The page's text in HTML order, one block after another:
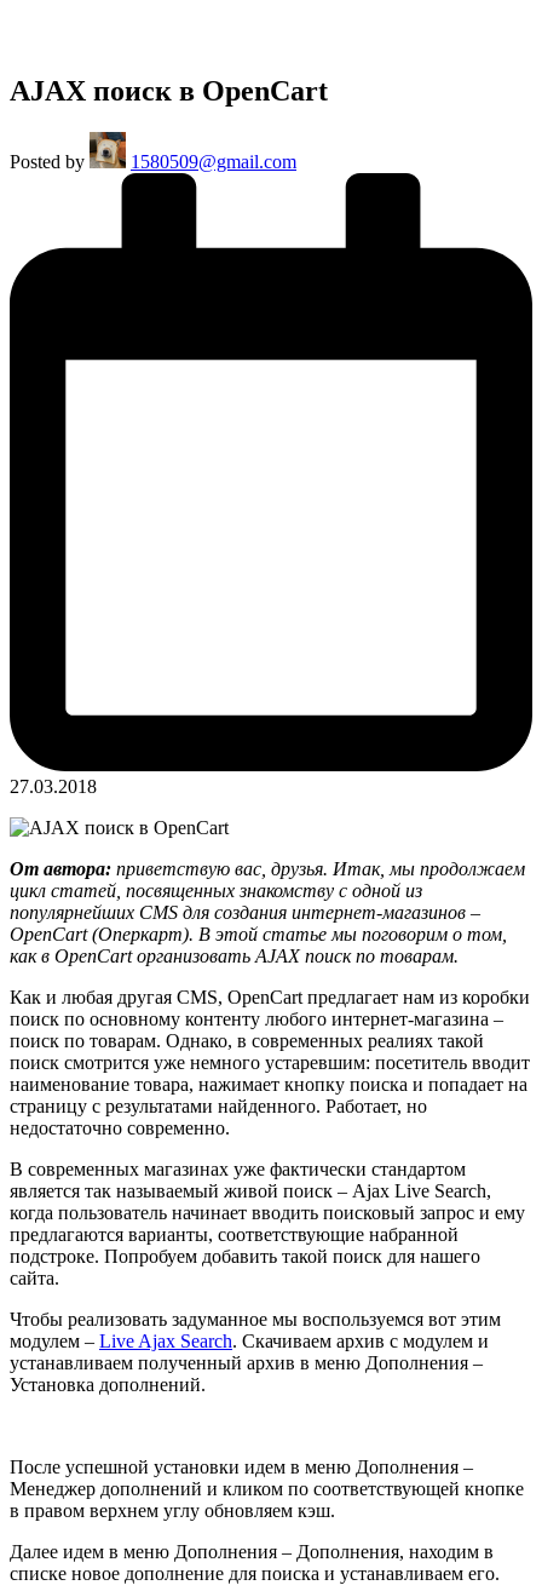
AJAX поиск в OpenCart
Posted by 1580509@gmail.com
27.03.2018
От автора: приветствую вас, друзья. Итак, мы продолжаем
цикл статей, посвященных знакомству с одной из
популярнейших CMS для создания интернет-магазинов –
OpenCart (Оперкарт). В этой статье мы поговорим о том,
как в OpenCart организовать AJAX поиск по товарам.
Как и любая другая CMS, OpenCart предлагает нам из коробки
поиск по основному контенту любого интернет-магазина –
поиск по товарам. Однако, в современных реалиях такой
поиск смотрится уже немного устаревшим: посетитель вводит
наименование товара, нажимает кнопку поиска и попадает на
страницу с результатами найденного. Работает, но
недостаточно современно.
В современных магазинах уже фактически стандартом
является так называемый живой поиск – Ajax Live Search,
когда пользователь начинает вводить поисковый запрос и ему
предлагаются варианты, соответствующие набранной
подстроке. Попробуем добавить такой поиск для нашего
сайта.
Чтобы реализовать задуманное мы воспользуемся вот этим
модулем – Live Ajax Search. Скачиваем архив с модулем и
устанавливаем полученный архив в меню Дополнения –
Установка дополнений.
После успешной установки идем в меню Дополнения –
Менеджер дополнений и кликом по соответствующей кнопке
в правом верхнем углу обновляем кэш.
Далее идем в меню Дополнения – Дополнения, находим в
списке новое дополнение для поиска и устанавливаем его.